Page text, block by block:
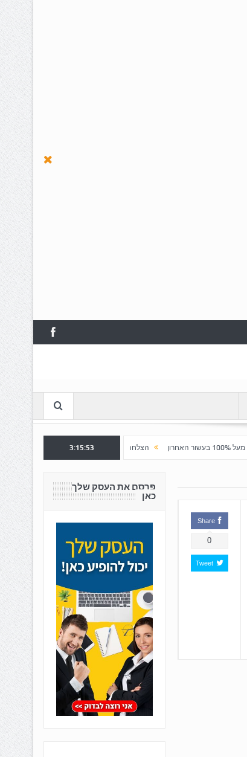
הצלחה לשלב א' ברובע "כרמי הפארק": נפתח שלב ב' למכירה
3:15:55
Share
0
Tweet
פרסם את העסק שלך
כאן